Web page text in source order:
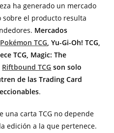
ha generado un mercado
sobre el producto resulta
Mercados
Pokémon TCG, Yu-Gi-Oh! TCG,
TCG, Magic: The
Riftbound TCG son solo
de las Trading Card
.
una carta TCG no depende
edición a la que pertenece.